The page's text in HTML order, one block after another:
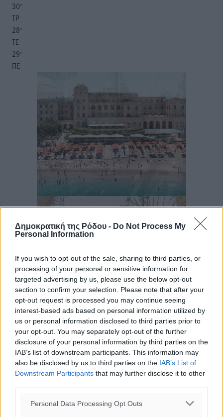
Δημοκρατική της Ρόδου - Do Not Process My
Personal Information
If you wish to opt-out of the sale, sharing to third parties, or
processing of your personal or sensitive information for
targeted advertising by us, please use the below opt-out
section to confirm your selection. Please note that after your
opt-out request is processed you may continue seeing
interest-based ads based on personal information utilized by
us or personal information disclosed to third parties prior to
your opt-out. You may separately opt-out of the further
disclosure of your personal information by third parties on the
IAB’s list of downstream participants. This information may
also be disclosed by us to third parties on the IAB’s List of
Downstream Participants that may further disclose it to other
Personal Data Processing Opt Outs
30°
ΤΡ
28°
ΤΕ
29°
ΠΕ